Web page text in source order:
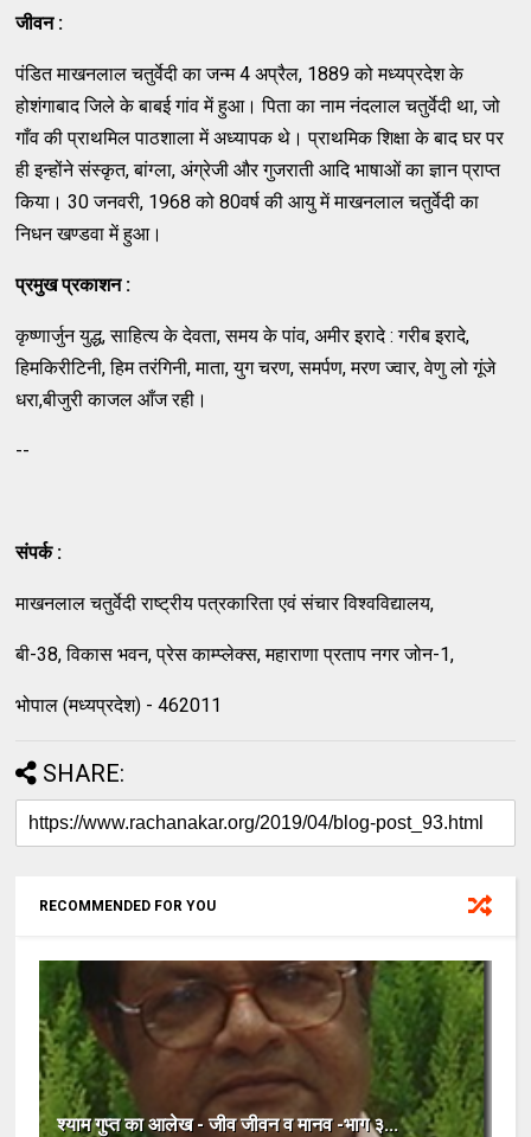
जीवन :
पंडित माखनलाल चतुर्वेदी का जन्म 4 अप्रैल, 1889 को मध्यप्रदेश के
होशंगाबाद जिले के बाबई गांव में हुआ। पिता का नाम नंदलाल चतुर्वेदी था, जो
गाँव की प्राथमिल पाठशाला में अध्यापक थे। प्राथमिक शिक्षा के बाद घर पर
ही इन्होंने संस्कृत, बांग्ला, अंग्रेजी और गुजराती आदि भाषाओं का ज्ञान प्राप्त
किया। 30 जनवरी, 1968 को 80वर्ष की आयु में माखनलाल चतुर्वेदी का
निधन खण्डवा में हुआ।
प्रमुख प्रकाशन :
कृष्णार्जुन युद्ध, साहित्य के देवता, समय के पांव, अमीर इरादे : गरीब इरादे,
हिमकिरीटिनी, हिम तरंगिनी, माता, युग चरण, समर्पण, मरण ज्वार, वेणु लो गूंजे
धरा,बीजुरी काजल आँज रही।
--
संपर्क :
माखनलाल चतुर्वेदी राष्ट्रीय पत्रकारिता एवं संचार विश्वविद्यालय,
बी-38, विकास भवन, प्रेस काम्प्लेक्स, महाराणा प्रताप नगर जोन-1,
भोपाल (मध्यप्रदेश) - 462011
SHARE:
RECOMMENDED FOR YOU
श्याम गुप्त का आलेख - जीव जीवन व मानव -भाग ३...